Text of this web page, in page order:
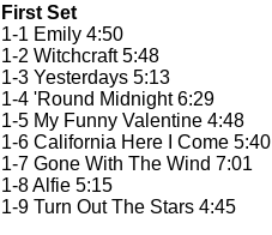
First Set
1-1 Emily 4:50
1-2 Witchcraft 5:48
1-3 Yesterdays 5:13
1-4 'Round Midnight 6:29
1-5 My Funny Valentine 4:48
1-6 California Here I Come 5:40
1-7 Gone With The Wind 7:01
1-8 Alfie 5:15
1-9 Turn Out The Stars 4:45